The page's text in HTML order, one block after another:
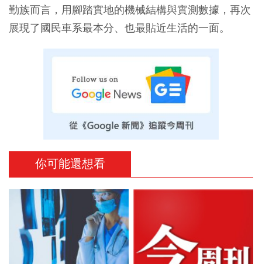
勤族而言，用腳踏實地的機械結構與實測數據，再次
展現了國民車系最本分、也最貼近生活的一面。
你可能還想看